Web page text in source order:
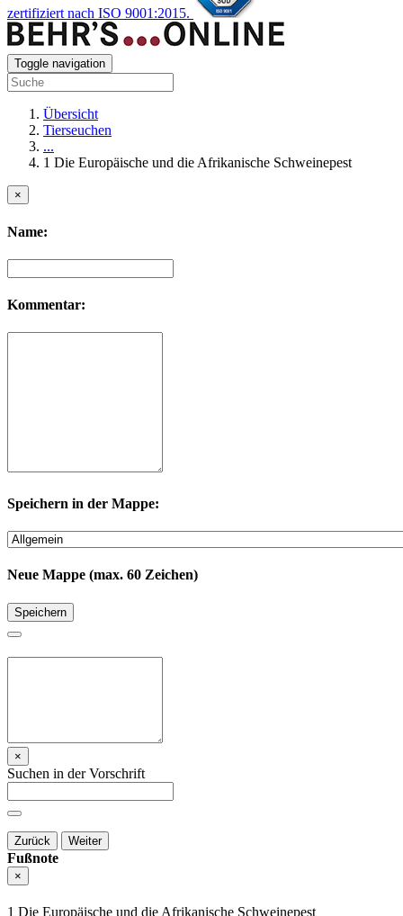
zertifiziert nach ISO 9001:2015.
Toggle navigation
Übersicht
Tierseuchen
...
1 Die Europäische und die Afrikanische Schweinepest
×
Name:
Kommentar:
Speichern in der Mappe:
Neue Mappe (max. 60 Zeichen)
Speichern
×
Suchen in der Vorschrift
Zurück Weiter
Fußnote
×
1 Die Europäische und die Afrikanische Schweinepest